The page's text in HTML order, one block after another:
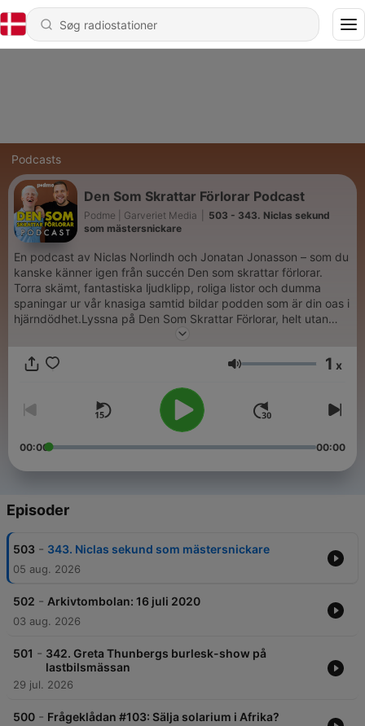
Podcasts
Den Som Skrattar Förlorar Podcast
Podme | Garveriet Media
503 - 343. Niclas sekund
som mästersnickare
En podcast av Niclas Norlindh och Jonatan Jonasson – som du
kanske känner igen från succén Den som skrattar förlorar.
Torra skämt, fantastiska ljudklipp, roliga listor och dumma
spaningar ur vår knasiga samtid bildar podden som är din oas i
hjärndödhet.Lyssna på Den Som Skrattar Förlorar, helt utan
reklam, på Podme. Signa upp dig på podme.com - de första
Appstore eller Google Play.
Lydstyrke 1 x
00:00 00:00
Episoder
503 - 343. Niclas sekund som mästersnickare
05 aug. 2026
502 - Arkivtombolan: 16 juli 2020
03 aug. 2026
501 - 342. Greta Thunbergs burlesk-show på
lastbilsmässan
29 jul. 2026
500 - Frågeklådan #103: Sälja solarium i Afrika?